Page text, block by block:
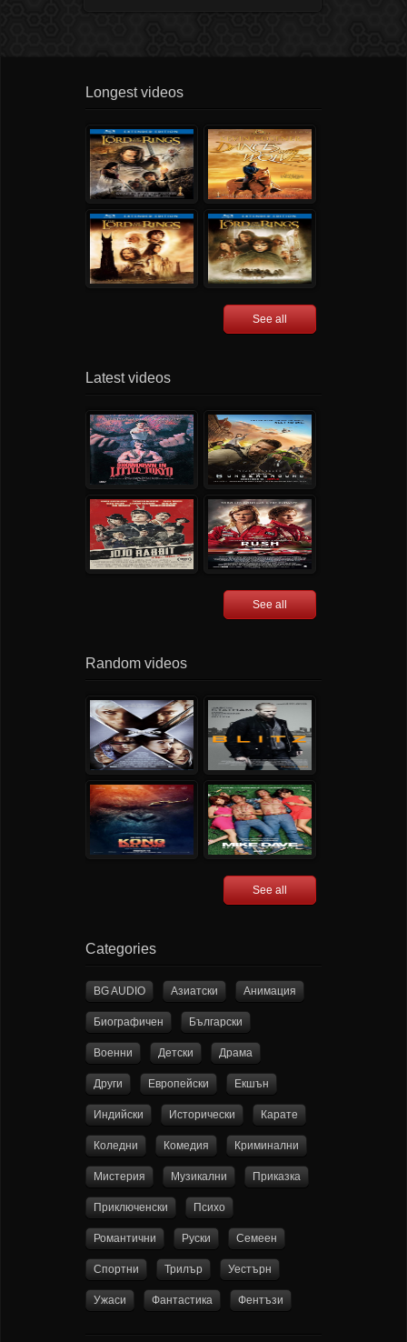
Longest videos
See all
Latest videos
See all
Random videos
See all
Categories
BG AUDIO Азиатски Анимация
Биографичен Български
Военни Детски Драма
Други Европейски Екшън
Индийски Исторически Карате
Коледни Комедия Криминални
Мистерия Музикални Приказка
Приключенски Психо
Романтични Руски Семеен
Спортни Трилър Уестърн
Ужаси Фантастика Фентъзи